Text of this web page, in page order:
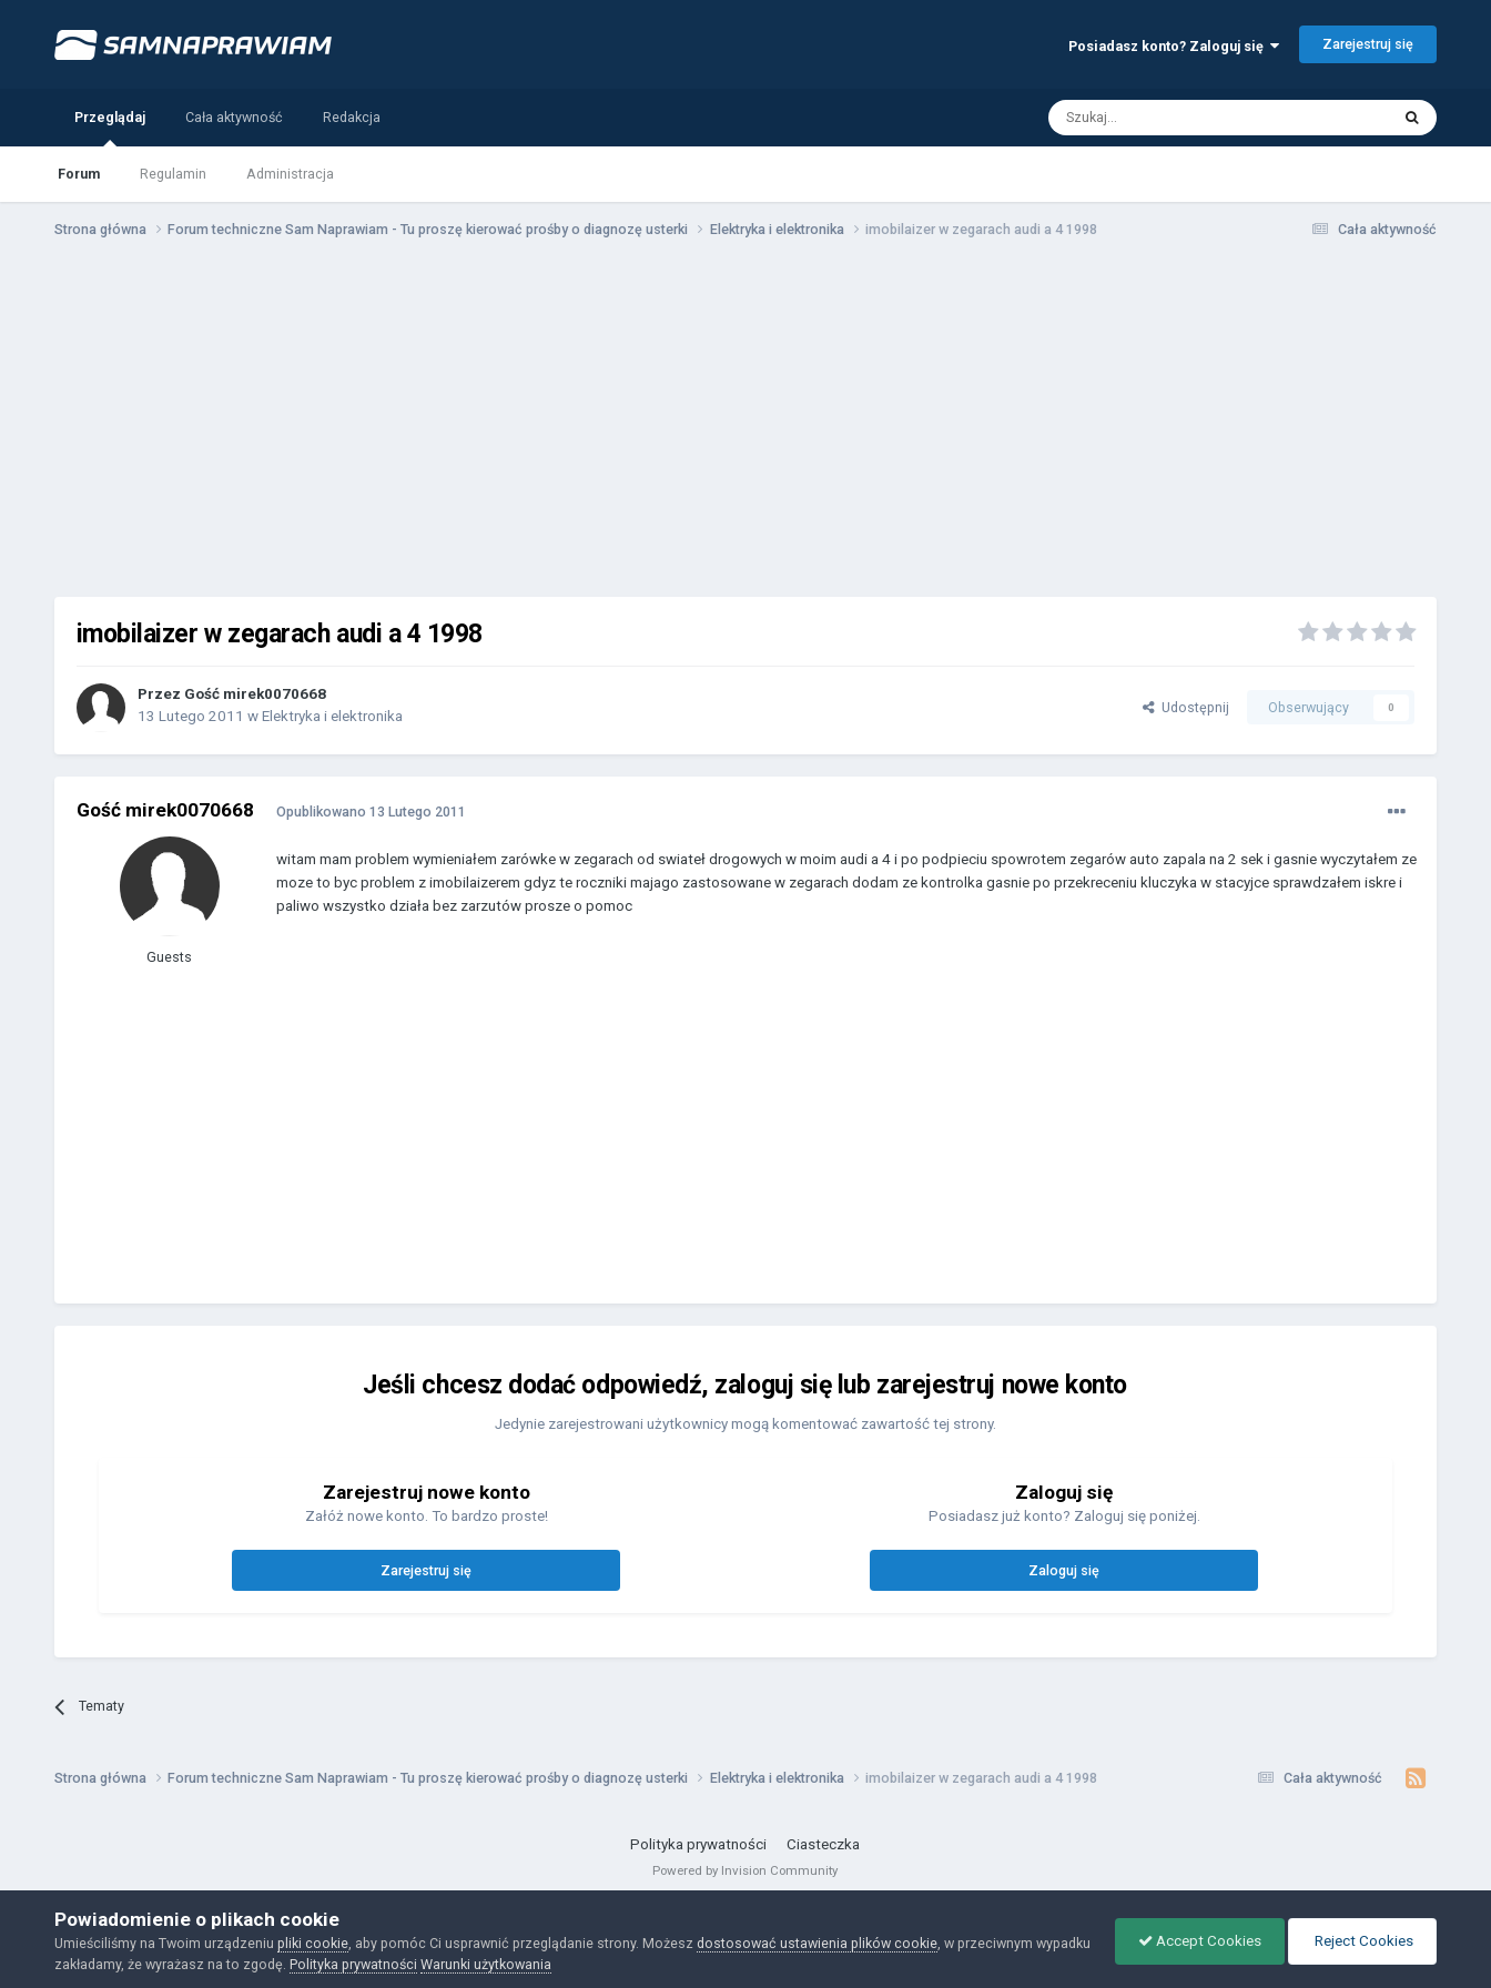
Posiadasz konto? Zaloguj się Zarejestruj się
Przeglądaj
Forum Regulamin Administracja
Cała aktywność Redakcja
Cała aktywność
Strona główna Forum techniczne Sam Naprawiam - Tu proszę kierować prośby o diagnozę usterki Elektryka i elektronika imobilaizer w zegarach audi a 4 1998
imobilaizer w zegarach audi a 4 1998
Przez Gość mirek0070668
13 Lutego 2011 w Elektryka i elektronika Udostępnij Obserwujący 0
Gość mirek0070668
Guests
Opublikowano 13 Lutego 2011
witam mam problem wymieniałem zarówke w zegarach od swiateł drogowych w moim audi a 4 i po podpieciu spowrotem zegarów auto zapala na 2 sek i gasnie wyczytałem ze
moze to byc problem z imobilaizerem gdyz te roczniki majago zastosowane w zegarach dodam ze kontrolka gasnie po przekreceniu kluczyka w stacyjce sprawdzałem iskre i
paliwo wszystko działa bez zarzutów prosze o pomoc
Jeśli chcesz dodać odpowiedź, zaloguj się lub zarejestruj nowe konto
Jedynie zarejestrowani użytkownicy mogą komentować zawartość tej strony.
Zarejestruj nowe konto
Załóż nowe konto. To bardzo proste!
Zarejestruj się
Zaloguj się
Posiadasz już konto? Zaloguj się poniżej.
Zaloguj się
Tematy
Cała aktywność
Strona główna Forum techniczne Sam Naprawiam - Tu proszę kierować prośby o diagnozę usterki Elektryka i elektronika imobilaizer w zegarach audi a 4 1998
Polityka prywatności Ciasteczka
Powered by Invision Community
Powiadomienie o plikach cookie
Umieściliśmy na Twoim urządzeniu pliki cookie, aby pomóc Ci usprawnić przeglądanie strony. Możesz dostosować ustawienia plików cookie, w przeciwnym wypadku
zakładamy, że wyrażasz na to zgodę. Polityka prywatności Warunki użytkowania
Accept Cookies Reject Cookies